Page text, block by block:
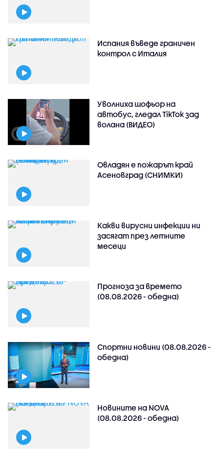
Испания въведе граничен
контрол с Италия
Уволниха шофьор на
автобус, гледал TikTok зад
волана (ВИДЕО)
Овладян е пожарът край
Асеновград (СНИМКИ)
Какви вирусни инфекции ни
засягат през летните
месеци
Прогноза за времето
(08.08.2026 - обедна)
Спортни новини (08.08.2026 -
обедна)
Новините на NOVA
(08.08.2026 - обедна)